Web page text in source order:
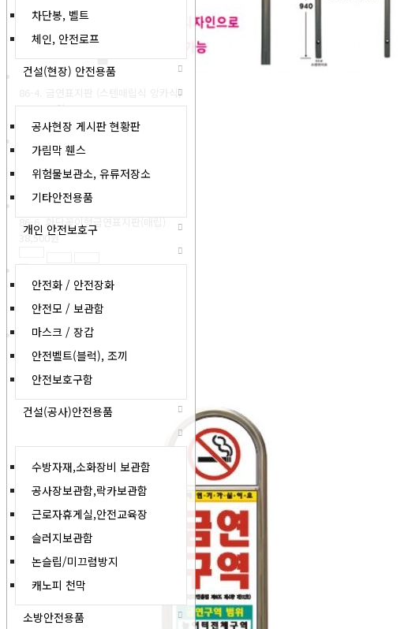
차단봉, 벨트
체인, 안전로프
건설(현장) 안전용품
공사현장 게시판 현황판
가림막 휀스
위험물보관소, 유류저장소
기타안전용품
개인 안전보호구
안전화 / 안전장화
안전모 / 보관함
마스크 / 장갑
안전벨트(블럭), 조끼
안전보호구함
건설(공사)안전용품
수방자재,소화장비 보관함
공사장보관함,락카보관함
근로자휴게실,안전교육장
슬러지보관함
논슬립/미끄럼방지
캐노피 천막
소방안전용품
86-4. 금연표지판 (스텐매립식 앙카식)
159,500원
86-5. 밴딩형 금연표지판(스텐)
110,000원
86-6. 화단꽂이형금연표지판(매립)
38,500원
86-7. 금연구역표지판 (앙카식)
44,000원
86-8. 금연표찰 no smoking